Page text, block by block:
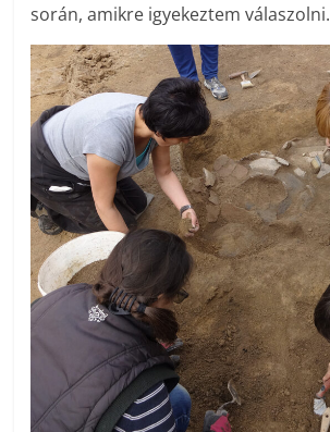
során, amikre igyekeztem válaszolni.